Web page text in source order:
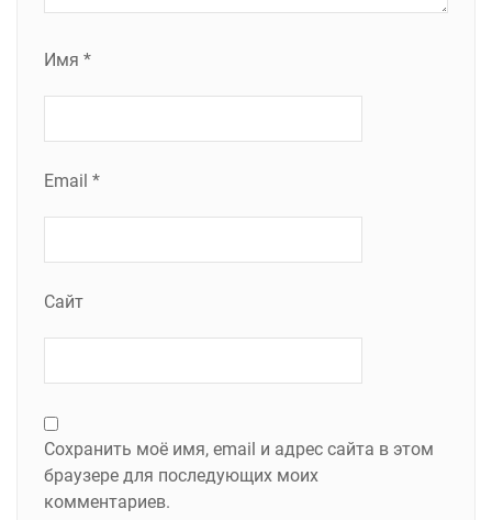
Имя *
Email *
Сайт
Сохранить моё имя, email и адрес сайта в этом
браузере для последующих моих
комментариев.